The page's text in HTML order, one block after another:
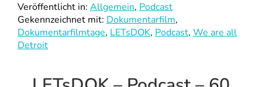
Veröffentlicht in: Allgemein, Podcast
Gekennzeichnet mit: Dokumentarfilm,
Dokumentarfilmtage, LETsDOK, Podcast, We are all
Detroit